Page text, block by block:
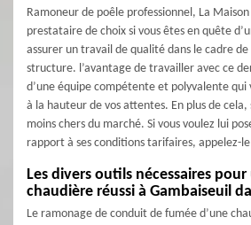
Ramoneur de poêle professionnel, La
prestataire de choix si vous êtes en quête
assurer un travail de qualité dans le cadre
structure. l’avantage de travailler avec ce
d’une équipe compétente et polyvalente
à la hauteur de vos attentes. En plus de
moins chers du marché. Si vous voulez lui
rapport à ses conditions tarifaires, appelez-
Les divers outils nécessaires
chaudière réussi à Gambaiseuil
Le ramonage de conduit de fumée d’une